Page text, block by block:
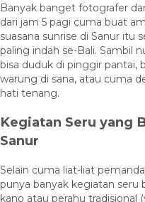
Banyak banget fotografer
dari jam 5 pagi cuma buat
suasana sunrise di Sanur itu
paling indah se-Bali. Sambil
bisa duduk di pinggir pantai,
warung di sana, atau cuma
hati tenang.
Kegiatan Seru yang
Sanur
Selain cuma liat-liat
punya banyak kegiatan seru
kano atau perahu tradisional